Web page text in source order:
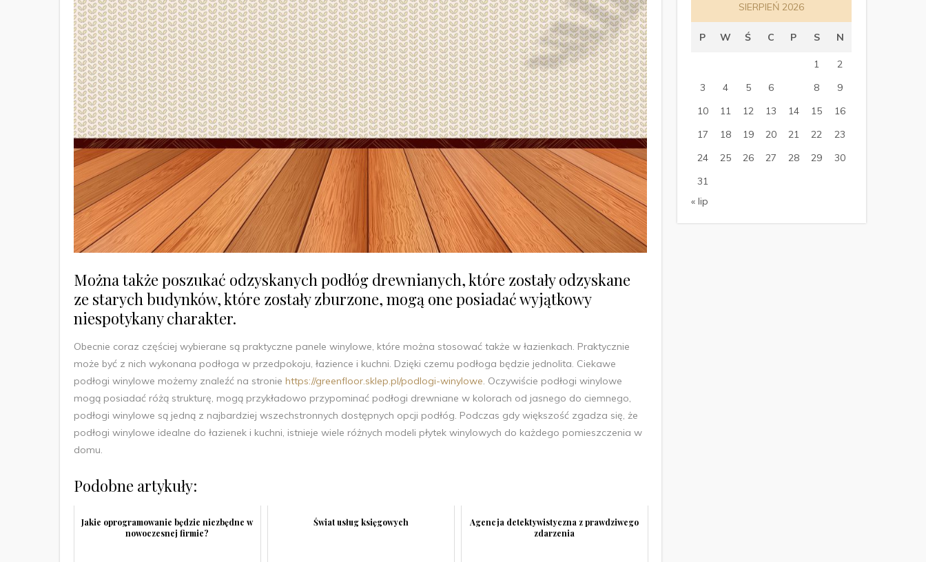
Można także poszukać odzyskanych podłóg drewnianych, które zostały odzyskane
ze starych budynków, które zostały zburzone, mogą one posiadać wyjątkowy
niespotykany charakter.
Obecnie coraz częściej wybierane są praktyczne panele winylowe, które można stosować także w łazienkach. Praktycznie
może być z nich wykonana podłoga w przedpokoju, łazience i kuchni. Dzięki czemu podłoga będzie jednolita. Ciekawe
podłogi winylowe możemy znaleźć na stronie https://greenfloor.sklep.pl/podlogi-winylowe. Oczywiście podłogi winylowe
mogą posiadać różą strukturę, mogą przykładowo przypominać podłogi drewniane w kolorach od jasnego do ciemnego,
podłogi winylowe są jedną z najbardziej wszechstronnych dostępnych opcji podłóg. Podczas gdy większość zgadza się, że
podłogi winylowe idealne do łazienek i kuchni, istnieje wiele różnych modeli płytek winylowych do każdego pomieszczenia w
domu.
Podobne artykuły:
Jakie oprogramowanie będzie niezbędne w
nowoczesnej firmie?
Świat usług księgowych
Agencja detektywistyczna z prawdziwego
zdarzenia
SIERPIEŃ 2026
P W Ś C P S N
1
2
3
4 5 6 8
9
10
11 12 13 14 15
16
17
18 19 20 21 22
23
24
25 26 27 28 29
30
31
« lip